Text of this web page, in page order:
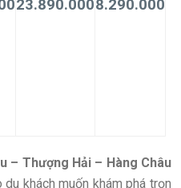
23.890.0008.290.000
– Thượng Hải – Hàng Châu
khách muốn khám phá trọn